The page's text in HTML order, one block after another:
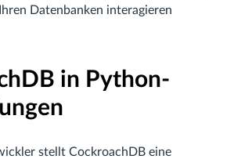
Datenbanken interagieren
in Python-
stellt CockroachDB eine